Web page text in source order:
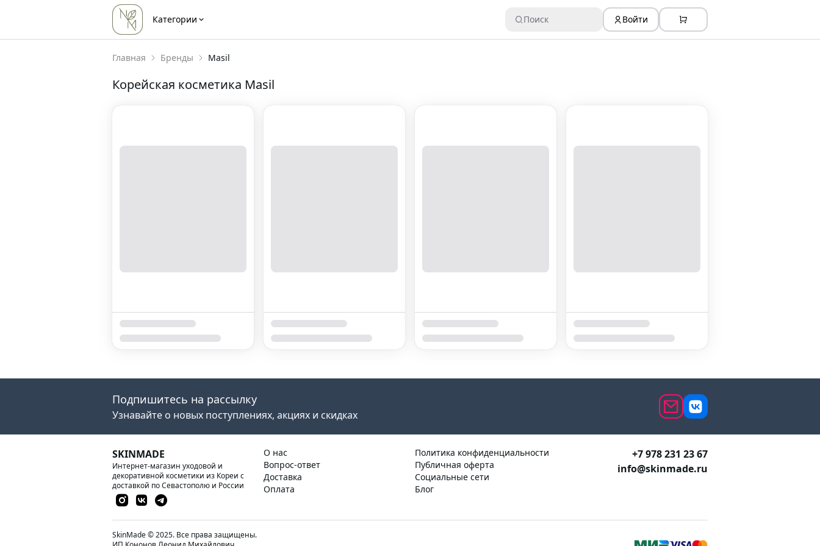
Категории Поиск Войти
Главная Бренды Masil
Корейская косметика Masil
Подпишитесь на рассылку
Узнавайте о новых поступлениях, акциях и скидках
SKINMADE
Интернет-магазин уходовой и
декоративной косметики из Кореи с
доставкой по Севастополю и России
О нас
Вопрос-ответ
Доставка
Оплата
Политика конфиденциальности
Публичная оферта
Социальные сети
Блог
+7 978 231 23 67
info@skinmade.ru
SkinMade © 2025. Все права защищены.